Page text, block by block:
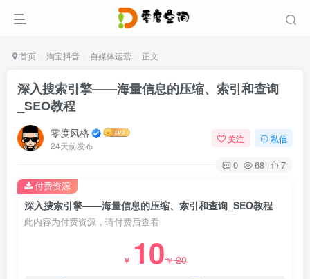
首页 淘宝抖音 自媒体运营 正文
深入搜索引擎——海量信息的压缩、索引和查询
_SEO教程
零度风格
24天前发布
关注 私信
0 68 7
深入搜索引擎——海量信息的压缩、索引和查询_SEO教程
此内容为付费资源，请付费后查看
￥ 10￥20
付费资源